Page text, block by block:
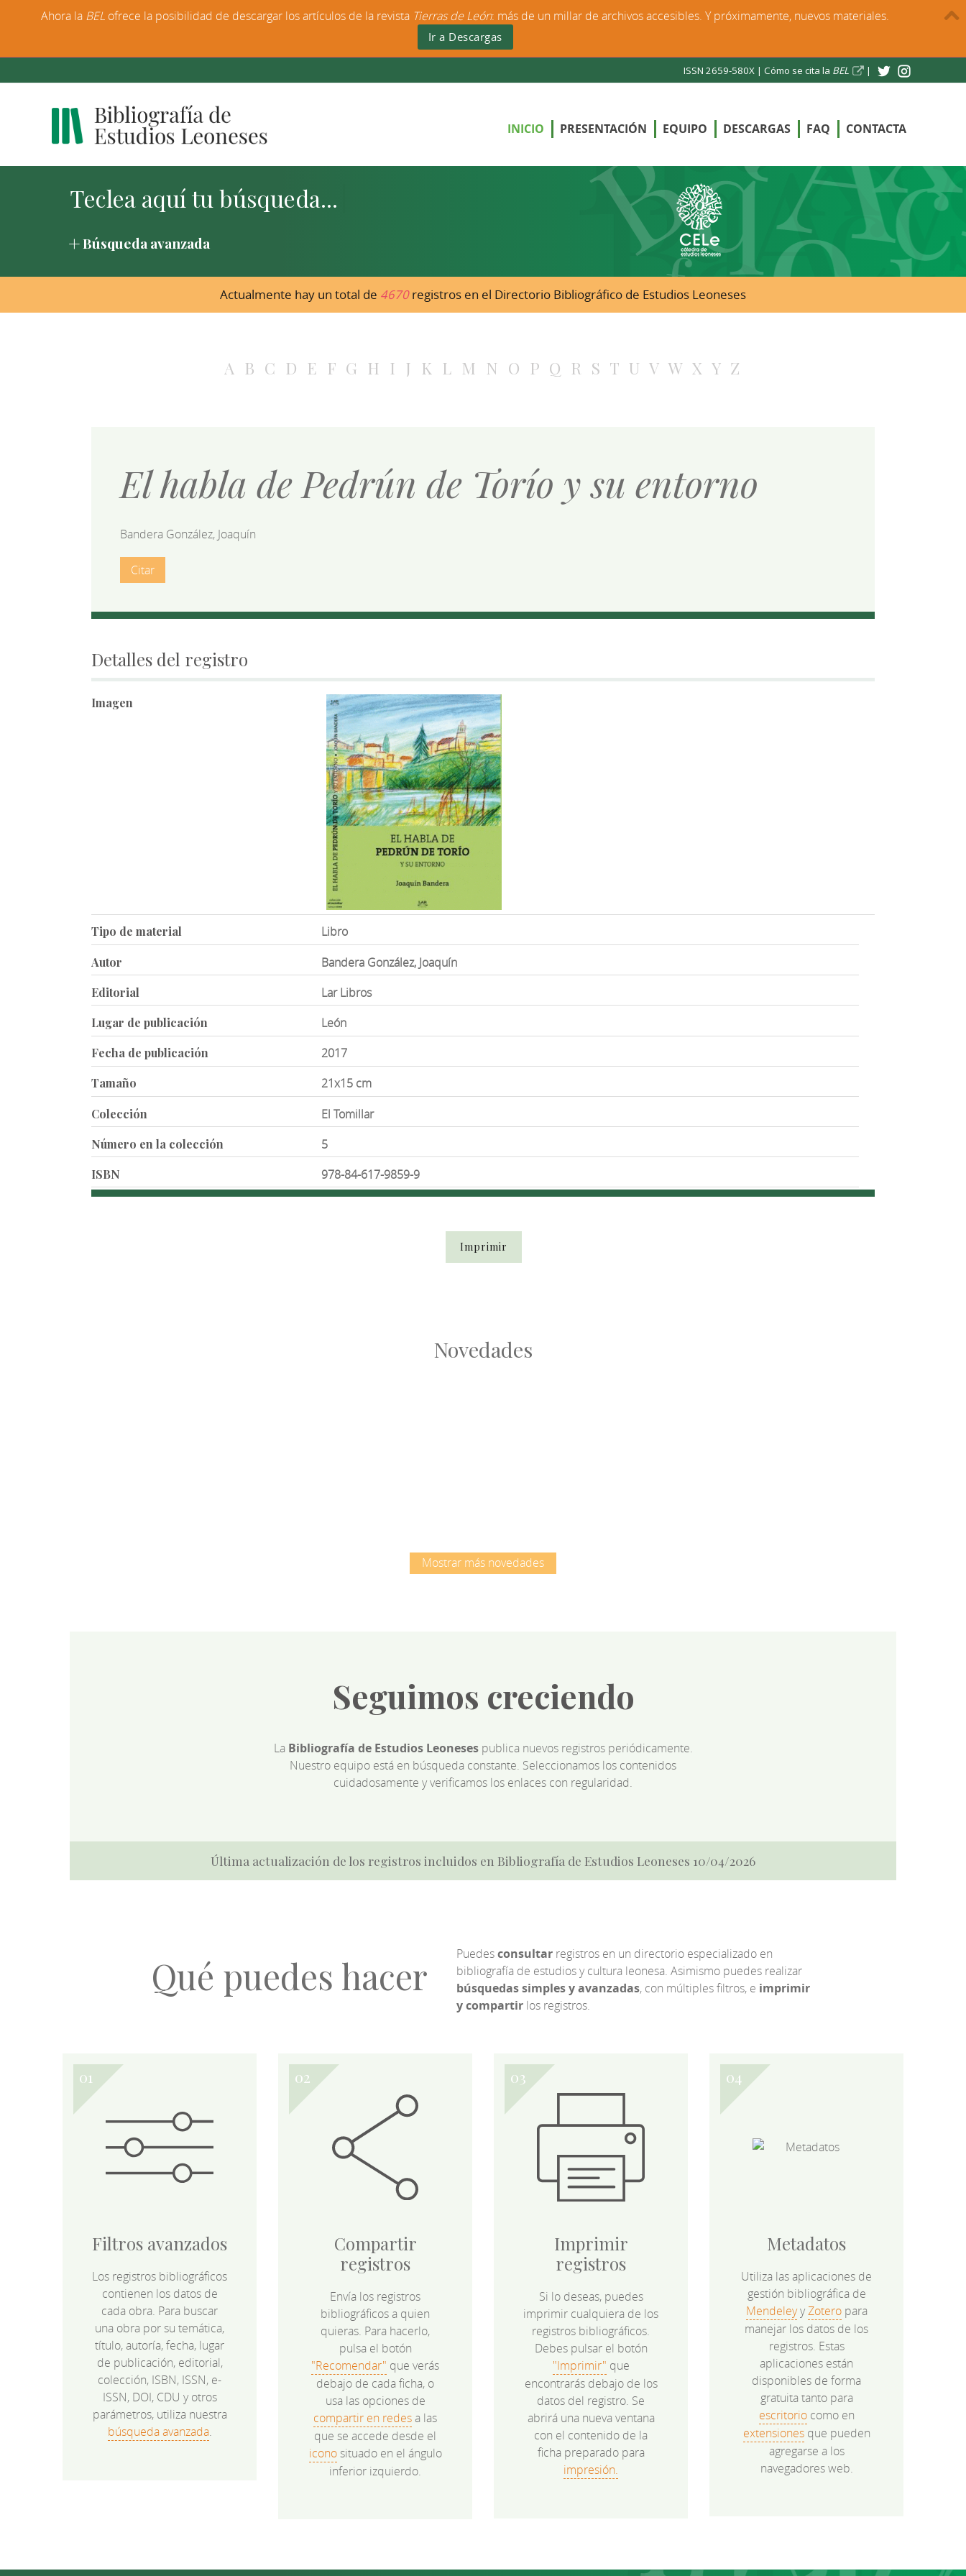
ISSN 2659-580X | Cómo se cita la BEL |
INICIO PRESENTACIÓN EQUIPO DESCARGAS FAQ CONTACTA
Búsqueda avanzada
Actualmente hay un total de 4670registros en el Directorio Bibliográfico de Estudios Leoneses
A B C D E F G H I J K L M N O P Q R S T U V W X Y Z
El habla de Pedrún de Torío y su entorno
Bandera González, Joaquín
Citar
Detalles del registro
Imagen
Tipo de material Libro
Autor Bandera González, Joaquín
Editorial Lar Libros
Lugar de publicación León
Fecha de publicación 2017
Tamaño 21x15 cm
Colección El Tomillar
Número en la colección 5
ISBN 978-84-617-9859-9
Imprimir
Novedades
Mostrar más novedades
Seguimos creciendo
La Bibliografía de Estudios Leonesespublica nuevos registros periódicamente.
Nuestro equipo está en búsqueda constante. Seleccionamos los contenidos
cuidadosamente y verificamos los enlaces con regularidad.
Última actualización de los registros incluidos en Bibliografía de Estudios Leoneses 10/04/2026
Qué puedes hacer Puedesconsultarregistros en un directorio especializado en
bibliografía de estudios y cultura leonesa. Asimismo puedes realizar
búsquedas simples y avanzadas, con múltiples filtros, e imprimir
y compartirlos registros.
Filtros avanzados
Los registros bibliográficos
contienen los datos de
cada obra. Para buscar
una obra por su temática,
título, autoría, fecha, lugar
de publicación, editorial,
colección, ISBN, ISSN, e-
ISSN, DOI, CDU y otros
parámetros, utiliza nuestra
búsqueda avanzada.
Compartir
registros
Envía los registros
bibliográficos a quien
quieras. Para hacerlo,
pulsa el botón
"Recomendar" que verás
debajo de cada ficha, o
usa las opciones de
compartir en redesa las
que se accede desde el
iconosituado en el ángulo
inferior izquierdo.
Imprimir
registros
Si lo deseas, puedes
imprimir cualquiera de los
registros bibliográficos.
Debes pulsar el botón
"Imprimir" que
encontrarás debajo de los
datos del registro. Se
abrirá una nueva ventana
con el contenido de la
ficha preparado para
impresión.
Metadatos
Utiliza las aplicaciones de
gestión bibliográfica de
MendeleyyZoteropara
manejar los datos de los
registros. Estas
aplicaciones están
disponibles de forma
gratuita tanto para
escritoriocomo en
extensionesque pueden
agregarse a los
navegadores web.
Ahora la BEL ofrece la posibilidad de descargar los artículos de la revista Tierras de León: más de un millar de archivos accesibles. Y próximamente, nuevos materiales.
Ir a Descargas